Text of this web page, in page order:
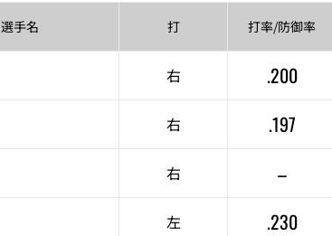
選手名 打 打率/防御率
右 .200
右 .197
右 –
左 .230